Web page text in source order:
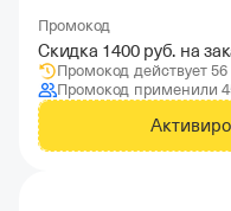
Промокод
Скидка 1400 руб. на
Промокод действует
Промокод применили